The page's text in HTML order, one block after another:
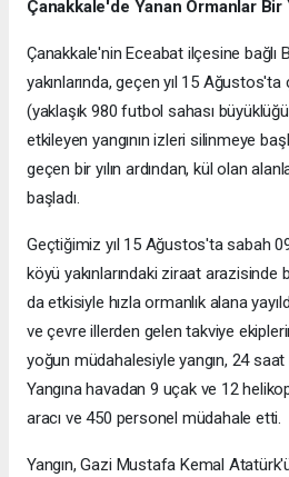
Çanakkale'de Yanan Ormanlar Bir
Çanakkale'nin Eceabat ilçesine bağlı
yakınlarında, geçen yıl 15 Ağustos'ta
(yaklaşık 980 futbol sahası
etkileyen yangının izleri silinmeye
geçen bir yılın ardından, kül olan
başladı.
Geçtiğimiz yıl 15 Ağustos'ta sabah
köyü yakınlarındaki ziraat arazisinde
da etkisiyle hızla ormanlık alana
ve çevre illerden gelen takviye
yoğun müdahalesiyle yangın, 24 saat
Yangına havadan 9 uçak ve 12
aracı ve 450 personel müdahale etti.
Yangın, Gazi Mustafa Kemal